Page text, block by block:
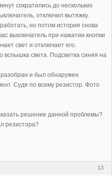
сократились до нескольких
отключил вытяжку.
но потом история снова
выключатель при нажатии кнопки
свет и отключает его.
вспышка света. Подсветка синяя на
и был обнаружен
Судя по всему резистор. Фото
решение данной проблемы?
резистора?
13